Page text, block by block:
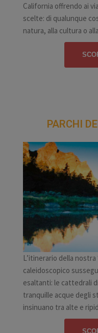
California offrendo ai
scelte: di qualunque
natura, alla cultura o
PARCHI
L’itinerario della
caleidoscopico
esaltanti: le cattedrali
tranquille acque degli
insinuano tra alte e